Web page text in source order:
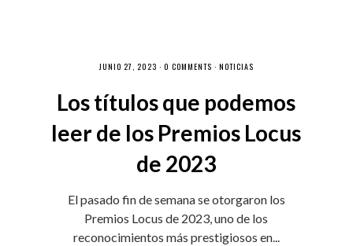
JUNIO 27, 2023 · 0 COMMENTS · NOTICIAS
Los títulos que podemos
leer de los Premios Locus
de 2023
El pasado fin de semana se otorgaron los
Premios Locus de 2023, uno de los
reconocimientos más prestigiosos en...